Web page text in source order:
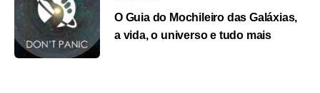
O Guia do Mochileiro das Galáxias,
a vida, o universo e tudo mais